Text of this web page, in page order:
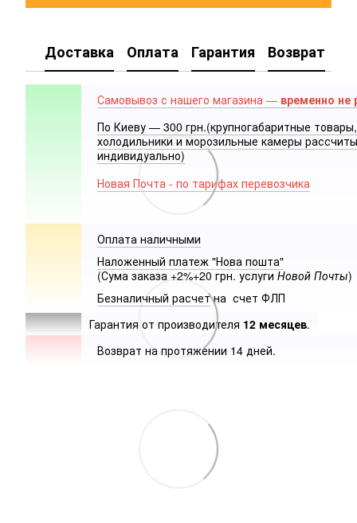
Доставка Оплата Гарантия Возврат
Самовывоз с нашего магазина — временно не
По Киеву — 300 грн.(крупногабаритные товары,
холодильники и морозильные камеры
индивидуально)
Новая Почта - по тарифах перевозчика
Оплата наличными
Наложенный платеж "Нова пошта"
(Сума заказа +2%+20 грн. услугиНовой Почты)
Безналичный расчетна счет ФЛП
Гарантия от производителя 12 месяцев.
Возврат на протяжении 14 дней.